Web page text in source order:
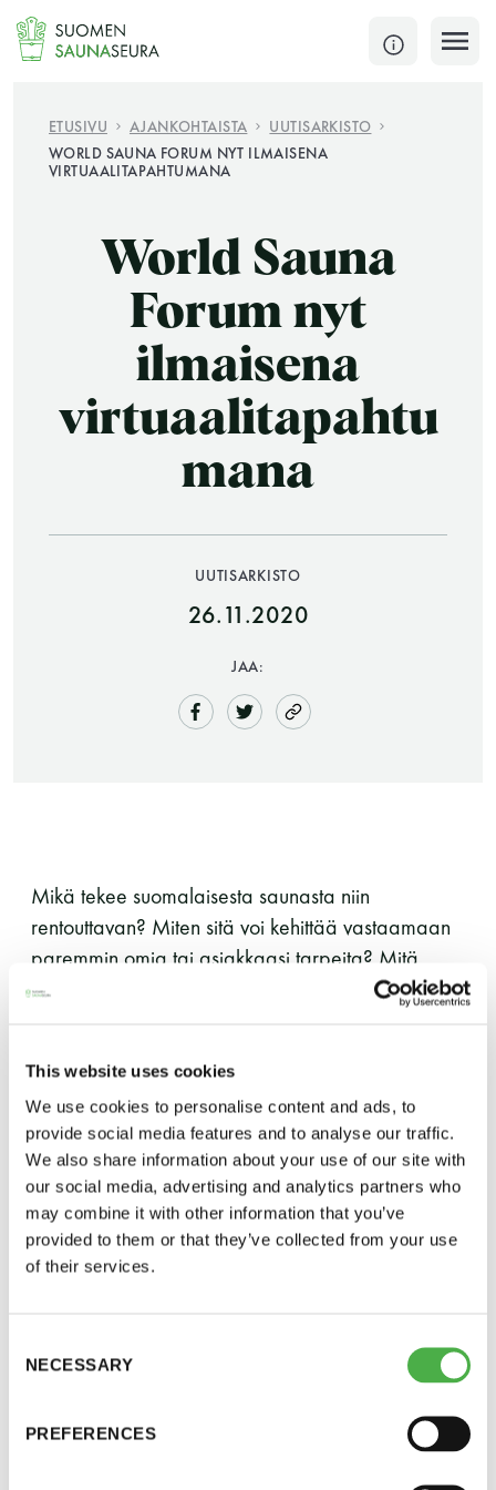
This website uses cookies
We use cookies to personalise content and ads, to
provide social media features and to analyse our traffic.
We also share information about your use of our site with
our social media, advertising and analytics partners who
may combine it with other information that you’ve
provided to them or that they’ve collected from your use
of their services.
Selection
NECESSARY
PREFERENCES
Siirry
sisältöön
SULJE
Jokaisen kuun 1. lauantai on jaettu ja jokaisen kuun
KATSO TARKEMMAT AUKIOLOAJAT
JÄSENSIVUT
-Naisten päivät ovat maanantai ja
torstai
-Miesten päivät tiistai, keskiviikko,
-Kuukauden ensimmäinen lauantai on on
jaettu lauantai
Jäsen
12 €
Jäsenen lapsi 7-18 v.
6 €
ETUSIVU AJANKOHTAISTA
UUTISARKISTO
WORLD SAUNA FORUM NYT ILMAISENA
VIRTUAALITAPAHTUMANA
World Sauna
Forum nyt
ilmaisena
virtuaalitapahtu
mana
UUTISARKISTO
26.11.2020
JAA:
Mikä tekee suomalaisesta saunasta niin
rentouttavan? Miten sitä voi kehittää vastaamaan
paremmin omia tai asiakkaasi tarpeita? Mitä
liiketoiminnallisia mahdollisuuksia suomalainen
Nämä ja monet muut teemat nostetaan pöydälle
maailman suurimmassa virtuaalisessa
saunatapahtumassa: World Sauna Forumissa!
Aikaisemmat kolme vuotta B2B-tapahtumana
järjestetty World Sauna Forum on tuonut yhteen
satoja suomalaisia ja ulkomaalaisia liikemiehiä ja
mahdollistanut useita uusia yhteisöitä, saavuttanut
kansainvälisen median huomion, järjestänyt paljon
osallistujille mahtavia suomalaisia